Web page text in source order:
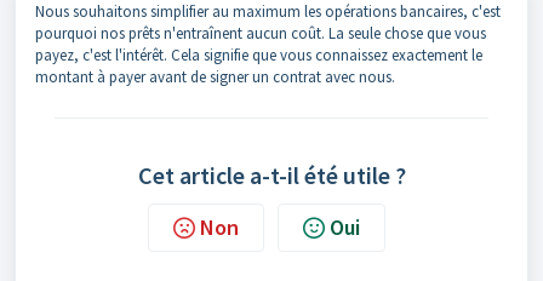
Nous souhaitons simplifier au maximum les opérations bancaires, c'est
pourquoi nos prêts n'entraînent aucun coût. La seule chose que vous
payez, c'est l'intérêt. Cela signifie que vous connaissez exactement le
montant à payer avant de signer un contrat avec nous.
Cet article a-t-il été utile ?
Non Oui